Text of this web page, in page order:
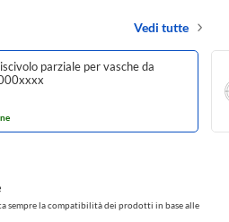
Vedi tutte
parziale per vasche da
sempre la compatibilità dei prodotti in base alle